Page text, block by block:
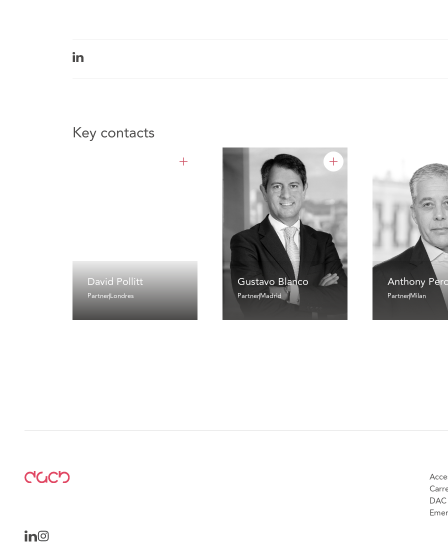
Key contacts
David Pollitt
PartnerLondres
Gustavo Blanco
PartnerMadrid
Anthony
PartnerMilan